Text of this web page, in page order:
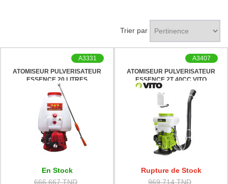
Trier par
ATOMISEUR PULVERISATEUR
ESSENCE 20 LITRES
A3331
En Stock
666,667 TND
ATOMISEUR PULVERISATEUR
ESSENCE 2T 40CC VITO
A3407
Rupture de Stock
969,714 TND